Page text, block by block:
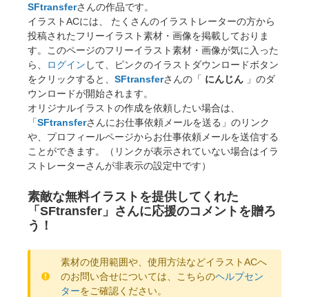
SFtransferさんの作品です。
イラストACには、 たくさんのイラストレーターの方から
投稿されたフリーイラスト素材・画像を掲載しておりま
す。このページのフリーイラスト素材・画像が気に入った
ら、
ログイン して、ピンクのイラストダウンロードボタン
をクリックすると、 SFtransferさんの「 にんじん 」のダ
ウンロードが開始されます。
オリジナルイラストの作成を依頼したい場合は、
「SFtransferさんにお仕事依頼メールを送る」のリンク
や、プロフィールページからお仕事依頼メールを送信する
ことができます。（リンクが表示されていない場合はイラ
ストレーターさんが非表示の設定中です）
素敵な無料イラストを提供してくれた
「SFtransfer」さんに応援のコメントを贈ろ
う！
素材の使用範囲や、使用方法などイラストACへ
のお問い合せについては、こちらのヘルプセン
ターをご確認ください。